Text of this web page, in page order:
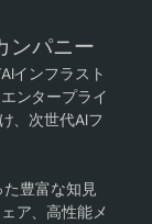
ンパニー
インフラスト
ンタープライ
、次世代AIフ
た豊富な知見
ア、高性能メ